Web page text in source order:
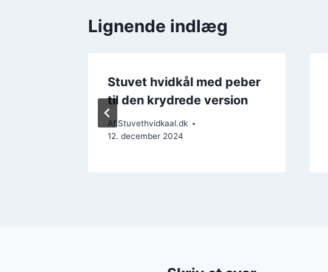
Lignende indlæg
Stuvet hvidkål med peber
til den krydrede version
Af Stuvethvidkaal.dk
12. december 2024